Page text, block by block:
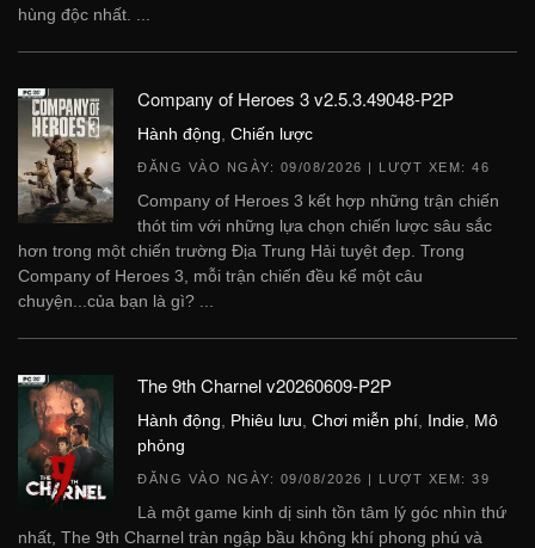
hùng độc nhất. ...
Company of Heroes 3 v2.5.3.49048-P2P
Hành động Chiến lược
ĐĂNG VÀO NGÀY: 09/08/2026 | LƯỢT XEM: 46
Company of Heroes 3 kết hợp những trận chiến
thót tim với những lựa chọn chiến lược sâu sắc
hơn trong một chiến trường Địa Trung Hải tuyệt đẹp. Trong
Company of Heroes 3, mỗi trận chiến đều kể một câu
chuyện...của bạn là gì? ...
The 9th Charnel v20260609-P2P
Hành động Phiêu lưu Chơi miễn phí Indie Mô
phỏng
ĐĂNG VÀO NGÀY: 09/08/2026 | LƯỢT XEM: 39
Là một game kinh dị sinh tồn tâm lý góc nhìn thứ
nhất, The 9th Charnel tràn ngập bầu không khí phong phú và